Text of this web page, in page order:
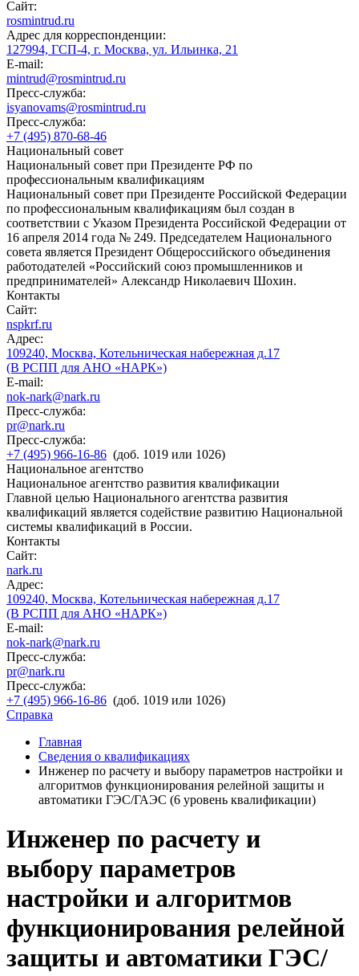
Сайт:
rosmintrud.ru
Адрес для корреспонденции:
127994, ГСП-4, г. Москва, ул. Ильинка, 21
E-mail:
mintrud@rosmintrud.ru
Пресс-служба:
isyanovams@rosmintrud.ru
Пресс-служба:
+7 (495) 870-68-46
Национальный совет
Национальный совет при Президенте РФ по
профессиональным квалификациям
Национальный совет при Президенте Российской Федерации
по профессиональным квалификациям был создан в
соответствии с Указом Президента Российской Федерации от
16 апреля 2014 года № 249. Председателем Национального
совета является Президент Общероссийского объединения
работодателей «Российский союз промышленников и
предпринимателей» Александр Николаевич Шохин.
Контакты
Сайт:
nspkrf.ru
Адрес:
109240, Москва, Котельническая набережная д.17
(В РСПП для АНО «НАРК»)
E-mail:
nok-nark@nark.ru
Пресс-служба:
pr@nark.ru
Пресс-служба:
+7 (495) 966-16-86 (доб. 1019 или 1026)
Национальное агентство
Национальное агентство развития квалификации
Главной целью Национального агентства развития
квалификаций является содействие развитию Национальной
системы квалификаций в России.
Контакты
Сайт:
nark.ru
Адрес:
109240, Москва, Котельническая набережная д.17
(В РСПП для АНО «НАРК»)
E-mail:
nok-nark@nark.ru
Пресс-служба:
pr@nark.ru
Пресс-служба:
+7 (495) 966-16-86 (доб. 1019 или 1026)
Справка
Главная
Сведения о квалификациях
Инженер по расчету и выбору параметров настройки и
алгоритмов функционирования релейной защиты и
автоматики ГЭС/ГАЭС (6 уровень квалификации)
Инженер по расчету и
выбору параметров
настройки и алгоритмов
функционирования релейной
защиты и автоматики ГЭС/